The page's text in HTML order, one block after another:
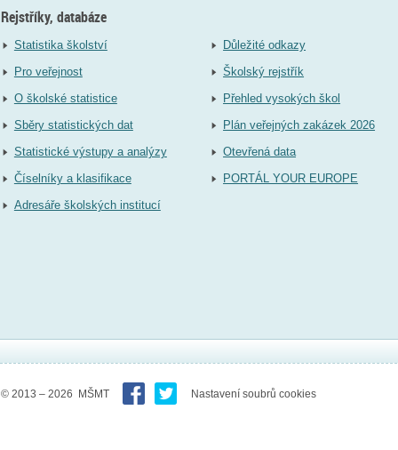
Rejstříky, databáze
Statistika školství
Pro veřejnost
O školské statistice
Sběry statistických dat
Statistické výstupy a analýzy
Číselníky a klasifikace
Adresáře školských institucí
Důležité odkazy
Školský rejstřík
Přehled vysokých škol
Plán veřejných zakázek 2026
Otevřená data
PORTÁL YOUR EUROPE
© 2013 – 2026 MŠMT Nastavení soubrů cookies